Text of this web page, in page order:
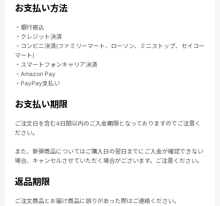
お支払い方法
・銀行振込
・クレジット決済
・コンビニ決済(ファミリーマート、ローソン、ミニストップ、セイコー
マート)
・スマートフォンキャリア決済
・Amazon Pay
・PayPay支払い
お支払い期限
ご注文日を含む4日間以内のご入金期限となっておりますのでご注意く
ださい。
また、新弾商品についてはご購入日の翌日までにご入金が確認できない
場合、キャンセルさせていただく場合がございます。ご注意ください。
返品期限
ご注文商品とお届け商品に誤りがあった際はご連絡ください。